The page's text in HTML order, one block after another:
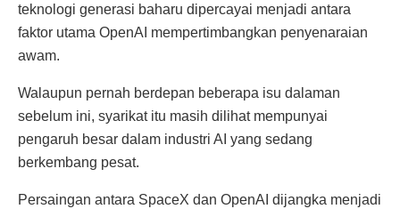
teknologi generasi baharu dipercayai menjadi antara
faktor utama OpenAI mempertimbangkan penyenaraian
awam.
Walaupun pernah berdepan beberapa isu dalaman
sebelum ini, syarikat itu masih dilihat mempunyai
pengaruh besar dalam industri AI yang sedang
berkembang pesat.
Persaingan antara SpaceX dan OpenAI dijangka menjadi